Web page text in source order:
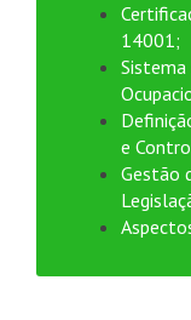
14001;
Sistema
e
Gestão